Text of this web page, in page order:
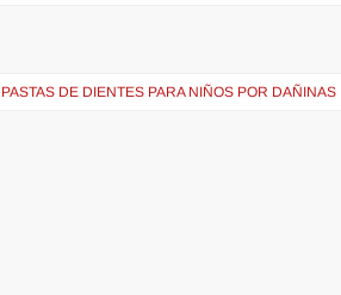
DE DIENTES PARA NIÑOS POR DAÑINAS